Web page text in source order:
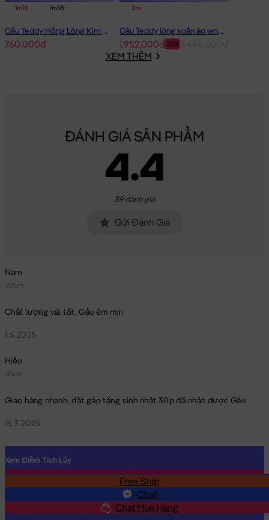
1m15 1m35
Gấu Teddy Hồng Lông Kim Chồn Đeo Nơ Hồng Pink Girl
760,000đ
2m
Gấu Teddy lông xoắn áo len Choco 2m - Hàng Nhập
-20%
1,952,000đ
XEM THÊM
ĐÁNH GIÁ SẢN PHẨM
4.4
89 đánh giá
Gửi Đánh Giá
Nam
40cm
Chất lượng vải tốt, Gấu êm mịn
1.5.2025
Hiếu
50cm
Giao hàng nhanh, đặt gấp tặng sinh nhật 30p đã nhận được Gấu
16.3.2025
Free Ship
Chat
Chat Mua Hàng
Xem Điểm Tích Lũy